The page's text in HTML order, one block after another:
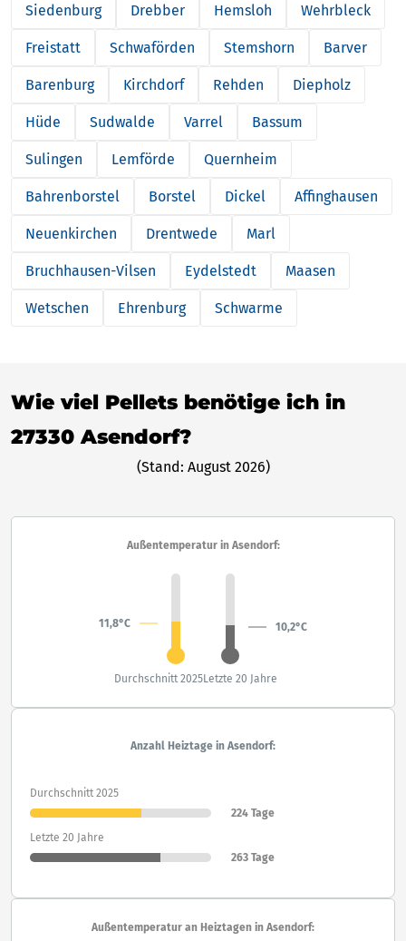
Siedenburg Drebber Hemsloh Wehrbleck
Freistatt Schwaförden Stemshorn Barver
Barenburg Kirchdorf Rehden Diepholz
Hüde Sudwalde Varrel Bassum
Sulingen Lemförde Quernheim
Bahrenborstel Borstel Dickel Affinghausen
Neuenkirchen Drentwede Marl
Bruchhausen-Vilsen Eydelstedt Maasen
Wetschen Ehrenburg Schwarme
Wie viel Pellets benötige ich in
27330 Asendorf?
(Stand: August 2026)
Außentemperatur in Asendorf:
11,8°C 10,2°C
Durchschnitt 2025Letzte 20 Jahre
Anzahl Heiztage in Asendorf:
Durchschnitt 2025
224 Tage
Letzte 20 Jahre
263 Tage
Außentemperatur an Heiztagen in Asendorf: